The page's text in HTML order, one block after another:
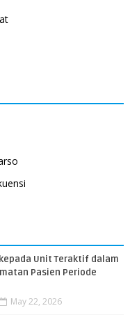
Unit Teraktif dalam
Pasien Periode
May 22, 2026